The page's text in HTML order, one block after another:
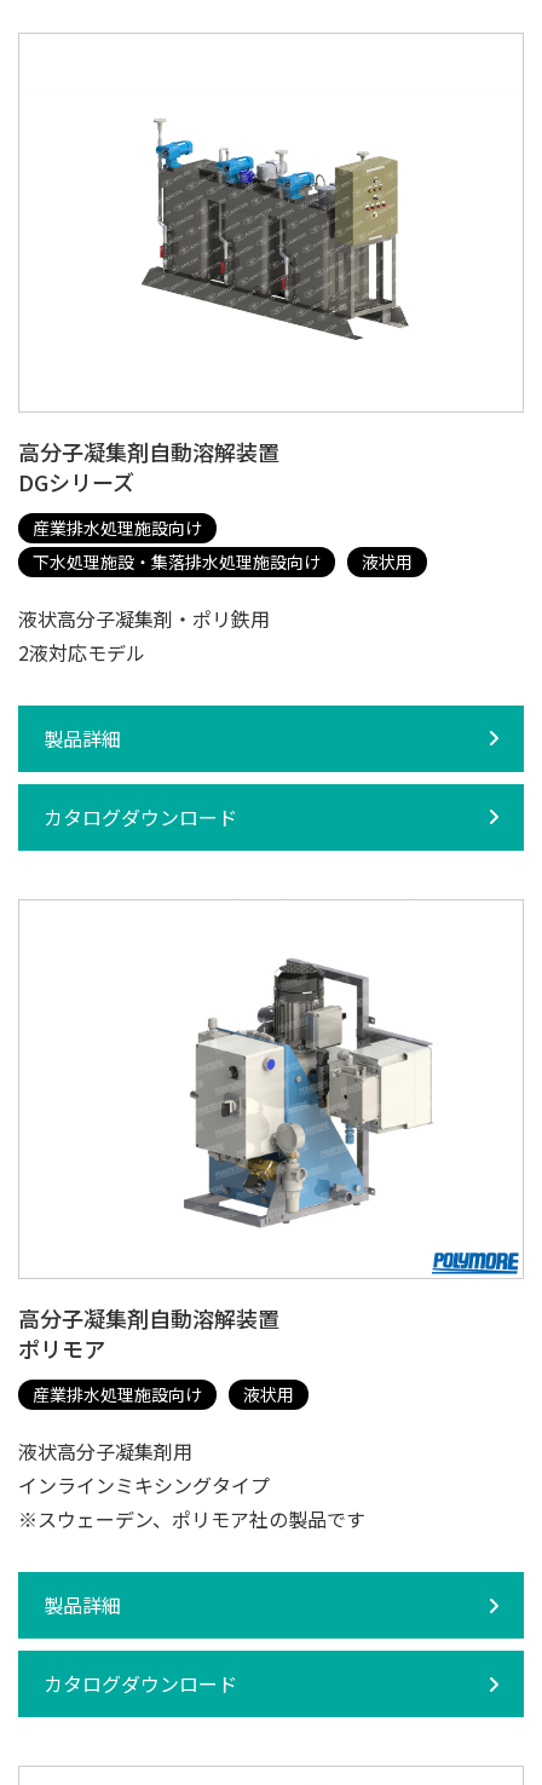
高分子凝集剤自動溶解装置
DGシリーズ
産業排水処理施設向け
下水処理施設・集落排水処理施設向け
液状用
液状高分子凝集剤・ポリ鉄用
2液対応モデル
製品詳細
カタログダウンロード
高分子凝集剤自動溶解装置
ポリモア
産業排水処理施設向け 液状用
液状高分子凝集剤用
インラインミキシングタイプ
※スウェーデン、ポリモア社の製品です
製品詳細
カタログダウンロード